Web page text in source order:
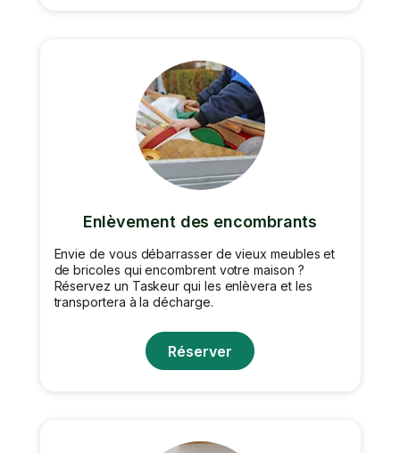
Enlèvement des encombrants
Envie de vous débarrasser de vieux meubles et
de bricoles qui encombrent votre maison ?
Réservez un Taskeur qui les enlèvera et les
transportera à la décharge.
Réserver